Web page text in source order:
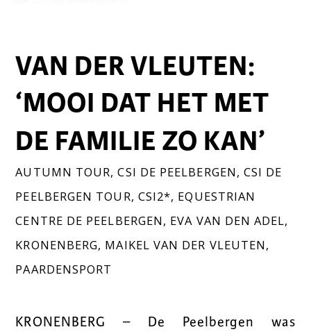
VAN DER VLEUTEN:
‘MOOI DAT HET MET
DE FAMILIE ZO KAN’
AUTUMN TOUR,CSI DE PEELBERGEN,CSI DE
PEELBERGEN TOUR, CSI2*, EQUESTRIAN
CENTRE DE PEELBERGEN, EVA VAN DEN ADEL,
KRONENBERG, MAIKEL VAN DER VLEUTEN,
PAARDENSPORT
KRONENBERG – De Peelbergen was